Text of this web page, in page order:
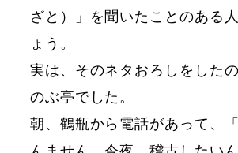
ざと）」を聞いたことのある
ょう。
実は、そのネタおろしをした
のぶ亭でした。
朝、鶴瓶から電話があって、